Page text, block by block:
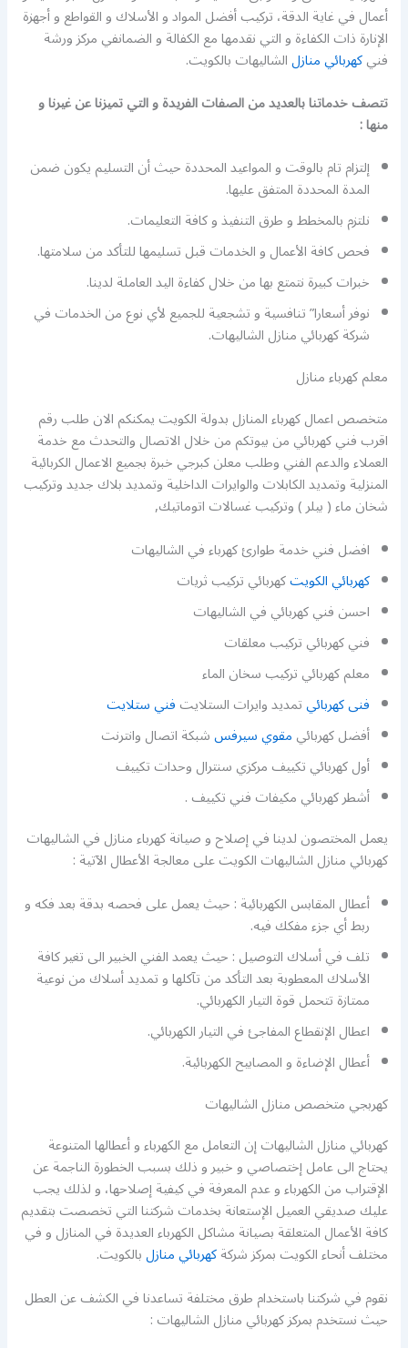
أعمال في غاية الدقة، تركيب أفضل المواد و الأسلاك و القواطع و أجهزة
الإنارة ذات الكفاءة و التي نقدمها مع الكفالة و الضمانفي مركز ورشة
فنيكهربائي منازلالشاليهات بالكويت.
تتصف خدماتنا بالعديد من الصفات الفريدة و التي تميزنا عن غيرنا و
منها :
إلتزام تام بالوقت و المواعيد المحددة حيث أن التسليم يكون ضمن
المدة المحددة المتفق عليها.
نلتزم بالمخطط و طرق التنفيذ و كافة التعليمات.
فحص كافة الأعمال و الخدمات قبل تسليمها للتأكد من سلامتها.
خبرات كبيرة نتمتع بها من خلال كفاءة اليد العاملة لدينا.
نوفر أسعارا” تنافسية و تشجعية للجميع لأي نوع من الخدمات في
شركة كهربائي منازل الشاليهات.
معلم كهرباء منازل
متخصص اعمال كهرباء المنازل بدولة الكويت يمكنكم الان طلب رقم
اقرب فني كهربائي من بيوتكم من خلال الاتصال والتحدث مع خدمة
العملاء والدعم الفني وطلب معلن كبرجي خبرة بجميع الاعمال الكربائية
المنزلية وتمديد الكابلات والوايرات الداخلية وتمديد بلاك جديد وتركيب
شخان ماء ( بيلر ) وتركيب غسالات اتوماتيك,
افضل فني خدمة طوارئ كهرباء في الشاليهات
كهربائي الكويتكهربائي تركيب ثريات
احسن فني كهربائي في الشاليهات
فني كهربائي تركيب معلقات
معلم كهربائي تركيب سخان الماء
فنى كهربائيتمديد وايرات الستلايتفني ستلايت
أفضل كهربائيمقوي سيرفسشبكة اتصال وانترنت
أول كهربائي تكييف مركزي سنترال وحدات تكييف
أشطر كهربائي مكيفات فني تكييف .
يعمل المختصون لدينا في إصلاح و صيانة كهرباء منازل في الشاليهات
كهربائي منازل الشاليهات الكويت على معالجة الأعطال الآتية :
أعطال المقابس الكهربائية : حيث يعمل على فحصه بدقة بعد فكه و
ربط أي جزء مفكك فيه.
تلف في أسلاك التوصيل : حيث يعمد الفني الخبير الى تغير كافة
الأسلاك المعطوبة بعد التأكد من تآكلها و تمديد أسلاك من نوعية
ممتازة تتحمل قوة التيار الكهربائي.
اعطال الإنقطاع المفاجئ في التيار الكهربائي.
أعطال الإضاءة و المصابيح الكهربائية.
كهربجي متخصص منازل الشاليهات
كهربائي منازل الشاليهات إن التعامل مع الكهرباء و أعطالها المتنوعة
يحتاج الى عامل إختصاصي و خبير و ذلك بسبب الخطورة الناجمة عن
الإقتراب من الكهرباء و عدم المعرفة في كيفية إصلاحها، و لذلك يجب
عليك صديقي العميل الإستعانة بخدمات شركتنا التي تخصصت بتقديم
كافة الأعمال المتعلقة بصيانة مشاكل الكهرباء العديدة في المنازل و في
مختلف أنحاء الكويت بمركز شركةكهربائي منازلبالكويت.
نقوم في شركتنا باستخدام طرق مختلفة تساعدنا في الكشف عن العطل
حيث نستخدم بمركز كهربائي منازل الشاليهات :